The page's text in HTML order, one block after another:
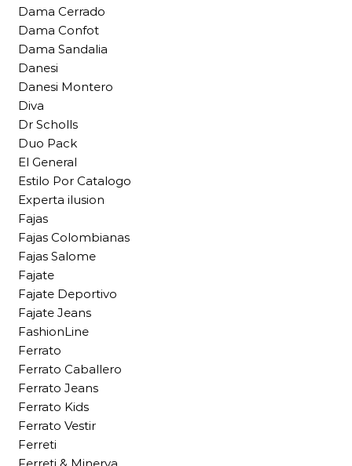
Dama Cerrado
Dama Confot
Dama Sandalia
Danesi
Danesi Montero
Diva
Dr Scholls
Duo Pack
El General
Estilo Por Catalogo
Experta ilusion
Fajas
Fajas Colombianas
Fajas Salome
Fajate
Fajate Deportivo
Fajate Jeans
FashionLine
Ferrato
Ferrato Caballero
Ferrato Jeans
Ferrato Kids
Ferrato Vestir
Ferreti